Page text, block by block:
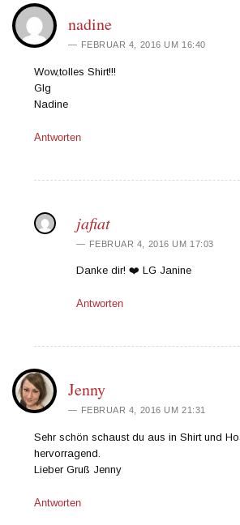
nadine
FEBRUAR 4, 2016 UM 16:40
Wow,tolles Shirt!!!
Glg
Nadine
Antworten
jafiat
FEBRUAR 4, 2016 UM 17:03
Danke dir! ❤️ LG Janine
Antworten
Jenny
FEBRUAR 4, 2016 UM 21:31
Sehr schön schaust du aus in Shirt und
hervorragend.
Lieber Gruß Jenny
Antworten